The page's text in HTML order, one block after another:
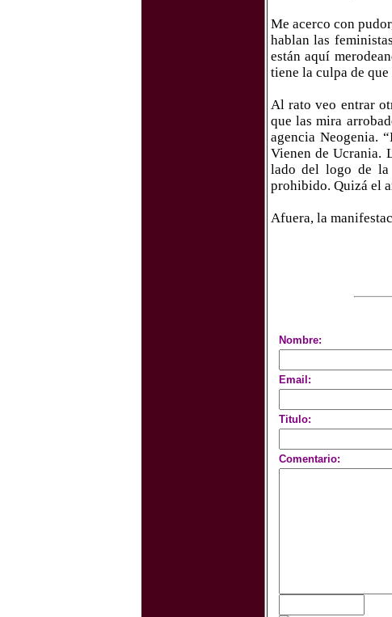
Me acerco con
hablan las
están aquí
tiene la culpa de que
Al rato veo entrar
que las mira
agencia Neogenia.
Vienen de Ucrania.
lado del logo de la
prohibido. Quizá el
Afuera, la
Nombre:
Email:
Titulo:
Comentario: